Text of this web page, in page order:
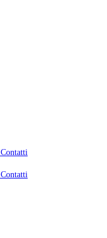
Contatti
Contatti